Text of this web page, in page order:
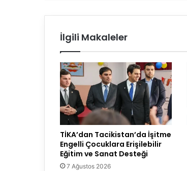
İlgili Makaleler
TİKA’dan Tacikistan’da İşitme
Engelli Çocuklara Erişilebilir
Eğitim ve Sanat Desteği
7 Ağustos 2026